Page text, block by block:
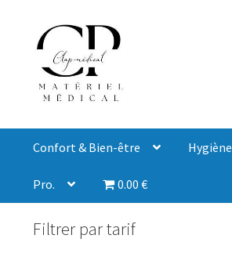
Confort & Bien-être Hygiène
Pro. 0.00 €
Filtrer par tarif